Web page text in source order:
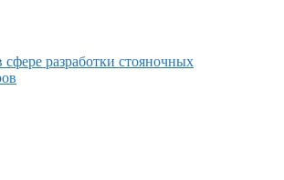
разработки стояночных